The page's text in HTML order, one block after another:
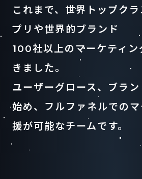
これまで、世界トップク
プリや世界的ブランド
100社以上のマーケティン
きました。
ユーザーグロース、ブラ
始め、 フルファネルでの
援が可能なチームです。